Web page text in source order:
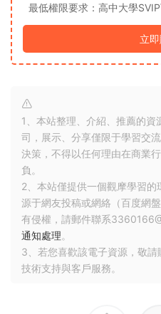
最低權限要求：高中大學
立
1、本站整理、介紹、推薦的
司，展示、分享僅限于學習交
決策，不得以任何理由在商業
負。
2、本站僅提供一個觀摩學習
源于網友投稿或網絡（百度網
有侵權，請郵件聯系
通知處理。
3、若您喜歡該電子資源，敬
技術支持與客戶服務。